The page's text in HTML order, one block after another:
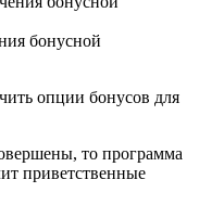
бонусной
опции бонусов для
то программа
приветственные